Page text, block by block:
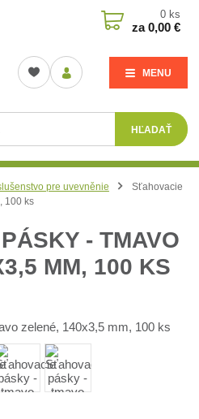
MENU
HĽADAŤ
0 ks
za0,00 €
pre uvevněnie
Sťahovacie
100 ks
- TMAVO
MM, 100 KS